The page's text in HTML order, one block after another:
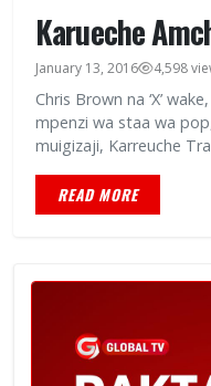
Karueche
January 13, 2016 4,598
Chris Brown na ‘X’
mpenzi wa staa wa
muigizaji, Karreuche
READ MORE